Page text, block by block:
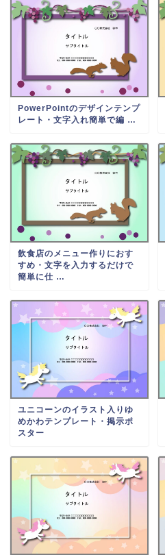
PowerPointのデザインテンプ
レート・文字入れ簡単で編 …
飲食店のメニュー作りにおす
すめ・文字を入力するだけで
簡単に仕 …
ユニコーンのイラスト入りゆ
めかわテンプレート・掲示ポ
スター